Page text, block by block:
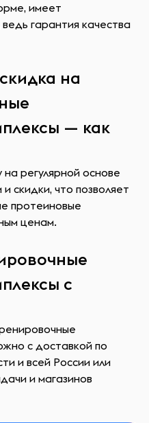
имеет
гарантия качества
на
— как
регулярной основе
скидки, что позволяет
протеиновые
ценам.
с
с доставкой по
и всей России или
и магазинов